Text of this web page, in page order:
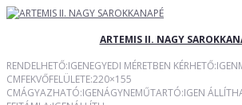
ARTEMIS II. NAGY
RENDELHETŐ:IGENEGYEDI MÉRETBEN
CMFEKVŐFELÜLETE:220×155
CMÁGYAZHATÓ:IGENÁGYNEMŰTARTÓ:IGEN